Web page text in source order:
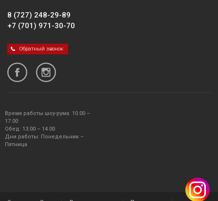
8 (727) 248-29-89
+7 (701) 971-30-70
Обратный звонок
Время работы шоу-рума: 10.00 –
17.00
Обед: 13.00 – 14.00
Дни работы: Понедельник –
Пятница